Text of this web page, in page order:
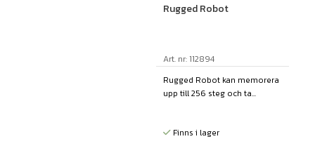
Rugged Robot
Art. nr: 112894
Rugged Robot kan memorera
upp till 256 steg och ta...
Finns i lager